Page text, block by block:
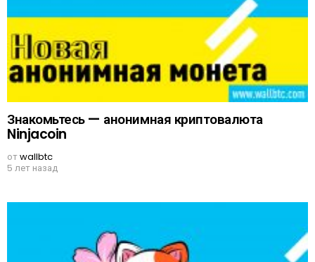
Знакомьтесь — анонимная криптовалюта
Ninjacoin
отwallbtc
5 лет назад